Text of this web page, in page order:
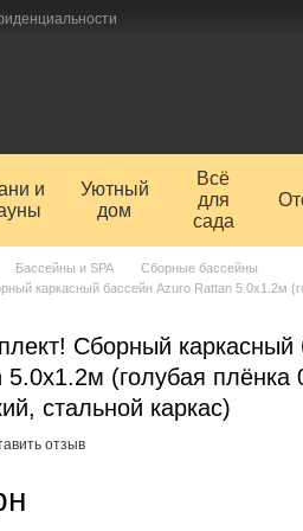
и
Уютный
дом
Всё
для
сада
Бассейны и SPA
Сборные бассейны
каркасный бассейн Azuro Rattan 5.0x1.2м
Сборный каркасный
5.0x1.2м (голубая плёнка
стальной каркас)
отзыв